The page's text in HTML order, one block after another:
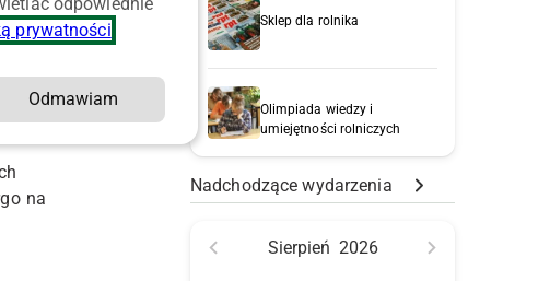
na
Sklep dla rolnika
Olimpiada wiedzy i
umiejętności rolniczych
Nadchodzące wydarzenia
Sierpień 2026
prywatności
Odmawiam